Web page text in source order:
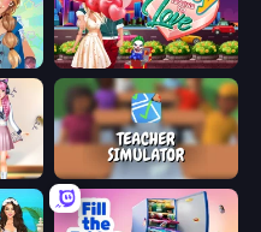
Harley Learns To Love
Back To School: Uniforms Edition Teacher Simulator